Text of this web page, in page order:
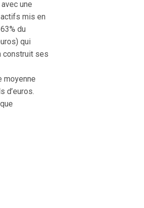
une
mis en
du
qui
construit ses
moyenne
d’euros.